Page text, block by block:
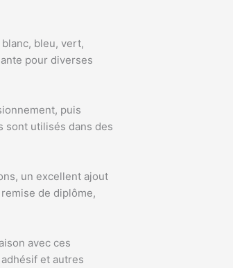
bleu, vert,
pour diverses
puis
sont utilisés dans des
un excellent ajout
de diplôme,
avec ces
et autres